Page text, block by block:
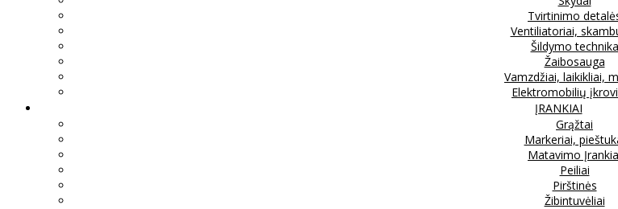
Tvirtinimo
Ventiliatoriai,
Šildymo technika
Žaibosauga
Vamzdžiai, laikikliai,
Elektromobilių
ĮRANKIAI
Grąžtai
Markeriai,
Matavimo
Peiliai
Pirštinės
Žibintuvėliai